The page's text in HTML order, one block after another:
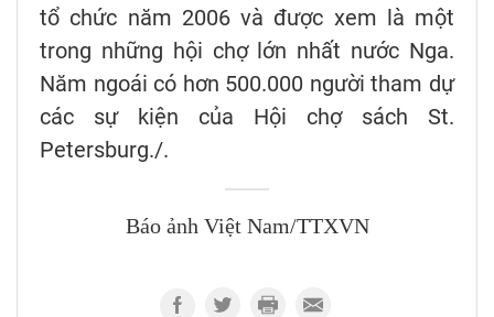
tổ chức năm 2006 và được xem là một
trong những hội chợ lớn nhất nước Nga.
Năm ngoái có hơn 500.000 người tham dự
các sự kiện của Hội chợ sách St.
Petersburg./.
Báo ảnh Việt Nam/TTXVN